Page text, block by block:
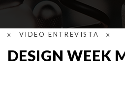
VIDEO ENTREVISTA
DESIGN WEEK